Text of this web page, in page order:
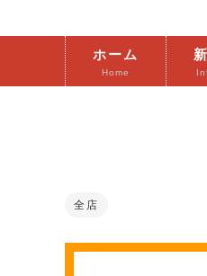
ホーム
Home
全店